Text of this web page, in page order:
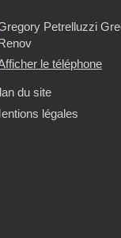
Petrelluzzi
le téléphone
du site
légales